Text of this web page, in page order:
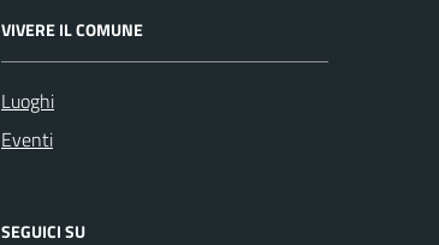
VIVERE IL COMUNE
Luoghi
Eventi
SEGUICI SU